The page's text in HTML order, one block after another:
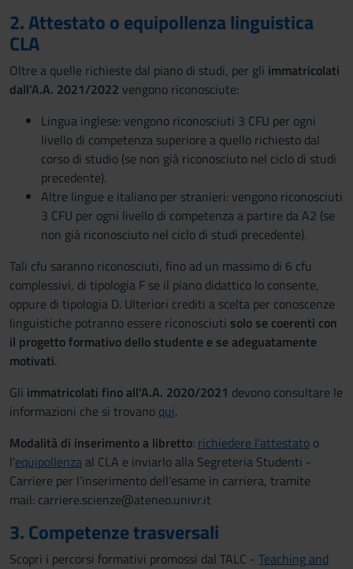
2. Attestato o equipollenza linguistica
CLA
Oltre a quelle richieste dal piano di studi, per gli immatricolati
dall'A.A. 2021/2022 vengono riconosciute:
Lingua inglese: vengono riconosciuti 3 CFU per ogni
livello di competenza superiore a quello richiesto dal
corso di studio (se non già riconosciuto nel ciclo di studi
precedente).
Altre lingue e italiano per stranieri: vengono riconosciuti
3 CFU per ogni livello di competenza a partire da A2 (se
non già riconosciuto nel ciclo di studi precedente).
Tali cfu saranno riconosciuti, fino ad un massimo di 6 cfu
complessivi, di tipologia F se il piano didattico lo consente,
oppure di tipologia D. Ulteriori crediti a scelta per conoscenze
linguistiche potranno essere riconosciuti solo se coerenti con
il progetto formativo dello studente e se adeguatamente
motivati.
Gli immatricolati fino all'A.A. 2020/2021 devono consultare le
informazioni che si trovano qui.
Modalità di inserimento a libretto: richiedere l’attestato o
l'equipollenza al CLA e inviarlo alla Segreteria Studenti -
Carriere per l’inserimento dell’esame in carriera, tramite
mail: carriere.scienze@ateneo.univr.it
3. Competenze trasversali
Scopri i percorsi formativi promossi dal TALC - Teaching and